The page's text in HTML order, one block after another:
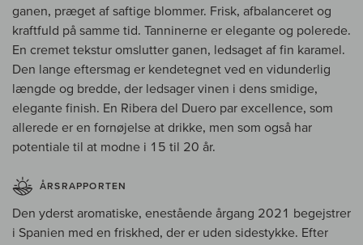
ganen, præget af saftige blommer. Frisk, afbalanceret og
kraftfuld på samme tid. Tanninerne er elegante og polerede.
En cremet tekstur omslutter ganen, ledsaget af fin karamel.
Den lange eftersmag er kendetegnet ved en vidunderlig
længde og bredde, der ledsager vinen i dens smidige,
elegante finish. En Ribera del Duero par excellence, som
allerede er en fornøjelse at drikke, men som også har
potentiale til at modne i 15 til 20 år.
ÅRSRAPPORTEN
Den yderst aromatiske, enestående årgang 2021 begejstrer
i Spanien med en friskhed, der er uden sidestykke. Efter